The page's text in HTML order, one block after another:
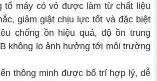
tổ máy có vỏ được làm từ chất liệu
giảm giật chịu lực tốt và đặc biệt
chống ồn hiệu quả, độ ồn trung
không lo ảnh hưởng tới môi trường
thông minh được bố trí hợp lý, dễ